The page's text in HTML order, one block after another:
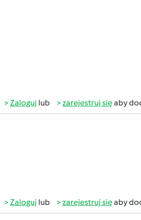
Zaloguj lub zarejestruj sięaby
Zaloguj lub zarejestruj sięaby